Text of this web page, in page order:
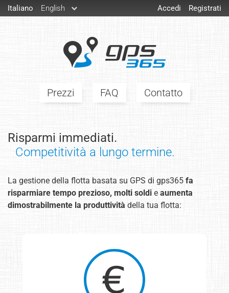
Accedi Registrati
Italiano English
Prezzi FAQ Contatto
Risparmi immediati.
Competitività a lungo termine.
La gestione della flotta basata su GPS di gps365 fa
risparmiare tempo prezioso, molti soldi e aumenta
dimostrabilmente la produttività della tua flotta: